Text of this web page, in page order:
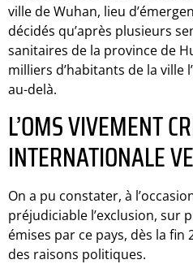
ville de Wuhan, lieu
décidés qu’après plusieurs
sanitaires de la province de
milliers d’habitants de la
au-delà.
L’OMS VIVEMENT
INTERNATIONALE
On a pu constater, à
préjudiciable l’exclusion, sur
émises par ce pays, dès la fin
des raisons politiques.